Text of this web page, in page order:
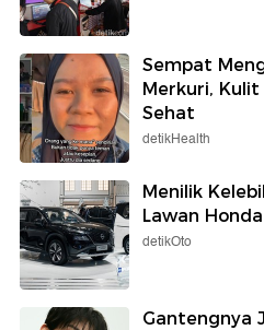
Sempat
Merkuri,
Sehat
detikHealth
Menilik
Lawan
detikOto
Gantengnya